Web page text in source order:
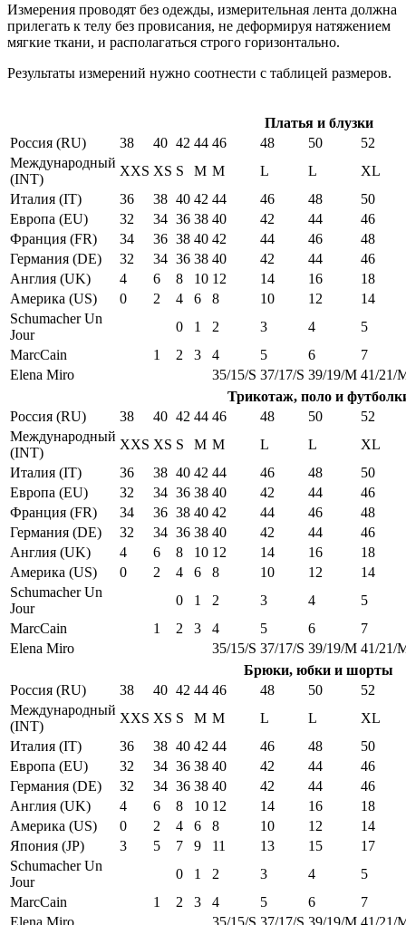
Измерения проводят без одежды, измерительная лента должна
прилегать к телу без провисания, не деформируя натяжением
мягкие ткани, и располагаться строго горизонтально.
Результаты измерений нужно соотнести с таблицей размеров.
Платья и блузки
Россия (RU)
38 40 42 44 46 48 50
52
Международный
(INT)
XXS XS S M M L L
XL
Италия (IT)
36 38 40 42 44 46 48
50
Европа (EU)
32 34 36 38 40 42 44
46
Франция (FR)
34 36 38 40 42 44 46
48
Германия (DE)
32 34 36 38 40 42 44
46
Англия (UK)
4 6 8 10 12 14 16
18
Америка (US)
0 2 4 6 8 10 12
14
Schumacher Un
Jour
0 1 2 3 4
5
MarcCain
1 2 3 4 5 6
7
Elena Miro
35/15/S 37/17/S 39/19/M 41/21/
Трикотаж, поло и
Россия (RU)
38 40 42 44 46 48 50
52
Международный
(INT)
XXS XS S M M L L
XL
Италия (IT)
36 38 40 42 44 46 48
50
Европа (EU)
32 34 36 38 40 42 44
46
Франция (FR)
34 36 38 40 42 44 46
48
Германия (DE)
32 34 36 38 40 42 44
46
Англия (UK)
4 6 8 10 12 14 16
18
Америка (US)
0 2 4 6 8 10 12
14
Schumacher Un
Jour
0 1 2 3 4
5
MarcCain
1 2 3 4 5 6
7
Elena Miro
35/15/S 37/17/S 39/19/M 41/21/
Брюки, юбки и шорты
Россия (RU)
38 40 42 44 46 48 50
52
Международный
(INT)
XXS XS S M M L L
XL
Италия (IT)
36 38 40 42 44 46 48
50
Европа (EU)
32 34 36 38 40 42 44
46
Германия (DE)
32 34 36 38 40 42 44
46
Англия (UK)
4 6 8 10 12 14 16
18
Америка (US)
0 2 4 6 8 10 12
14
Япония (JP)
3 5 7 9 11 13 15
17
Schumacher Un
Jour
0 1 2 3 4
5
MarcCain
1 2 3 4 5 6
7
Elena Miro
35/15/S 37/17/S 39/19/M 41/21/